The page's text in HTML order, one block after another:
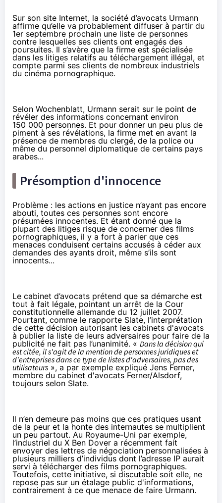
Sur son site Internet, la société d’avocats Urmann
affirme qu’elle va probablement diffuser à partir du
1er septembre prochain une liste de personnes
contre lesquelles ses clients ont engagés des
poursuites. Il s’avère que la firme est spécialisée
dans les litiges relatifs au téléchargement illégal, et
compte parmi ses clients de nombreux industriels
du cinéma pornographique.
Selon Wochenblatt, Urmann serait sur le point de
révéler des informations concernant environ
150 000 personnes. Et pour donner un peu plus de
piment à ses révélations, la firme met en avant la
présence de membres du clergé, de la police ou
même du personnel diplomatique de certains pays
arabes...
Présomption d'innocence
Problème : les actions en justice n’ayant pas encore
abouti, toutes ces personnes sont encore
présumées innocentes. Et étant donné que la
plupart des litiges risque de concerner des films
pornographiques, il y a fort à parier que ces
menaces conduisent certains accusés à céder aux
demandes des ayants droit, même s’ils sont
innocents...
Le cabinet d’avocats prétend que sa démarche est
tout à fait légale, pointant un arrêt de la Cour
constitutionnelle allemande du 12 juillet 2007.
Pourtant, comme le rapporte Slate, l’interprétation
de cette décision autorisant les cabinets d'avocats
à publier la liste de leurs adversaires pour faire de la
publicité ne fait pas l’unanimité. « Dans la décision qui
est citée, il s'agit de la mention de personnes juridiques et
d'entreprises dans ce type de listes d'adversaires, pas des
utilisateurs », a par exemple expliqué Jens Ferner,
membre du cabinet d'avocats Ferner/Alsdorf,
toujours selon Slate.
Il n’en demeure pas moins que ces pratiques usant
de la peur et la honte des internautes se multiplient
un peu partout. Au Royaume-Uni par exemple,
l’industriel du X Ben Dover a récemment fait
envoyer des lettres de négociation personnalisées à
plusieurs milliers d’individus dont l’adresse IP aurait
servi à télécharger des films pornographiques.
Toutefois, cette initiative, si discutable soit elle, ne
repose pas sur un étalage public d'informations,
contrairement à ce que menace de faire Urmann.